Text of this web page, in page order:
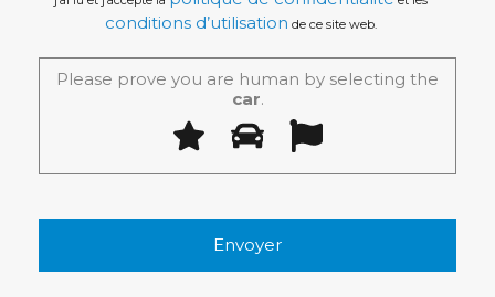
conditions d’utilisation de ce site web.
Please prove you are human by selecting the
car.